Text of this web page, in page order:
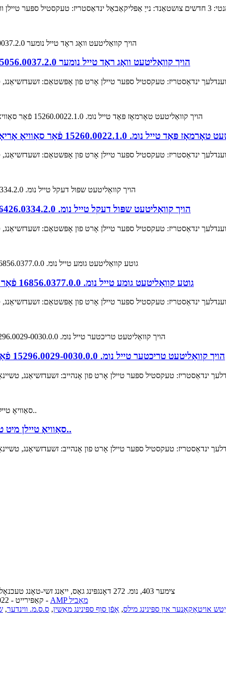
איבערבליק שנעלע דעטאלן באַניץ: עמברוידערי מאַשינערי וואָראַנטי: 3 חדשים צושטאַנד: נייַ אַפּליקאַבאַל
הויך קוואַליטעט וואָג ראָד טייל נומער 15056.0037.2.0 פֿאַר סאַוויאָ אָריאָן אַוטאָקאָנער רעזערוו טיילן
ינדאַסטריז: טעקסטיל ספּער טיילן אָרט פון אָפּשטאַם:
15260.0022.1.0 פֿאַר סאַוויאָ אָריאָן אַוטאָקאָנער מאַשין אין טעקסטיל מאַשין טיילן
ינדאַסטריז: טעקסטיל ספּער טיילן אָרט פון אָפּשטאַם:
הויך קוואַליטעט שפּול דעקל טייל נומ. 16426.0334.2.0 פֿאַר סאַוויאָ אָריאָן אין טעקסטיל מאַשין טיילן
ינדאַסטריז: טעקסטיל ספּער טיילן אָרט פון אָפּשטאַם:
גוטע קוואַליטעט גומע טייל נומ. 16856.0377.0.0 פֿאַר סאַוויאָ אָריאָן מאַשין אין טעקסטיל מאַשין טיילן
ינדאַסטריז: טעקסטיל ספּער טיילן אָרט פון אָפּשטאַם:
הויך קוואַליטעט טריכטער טייל נומ. 15296.0029-0030.0.0 פֿאַר סאַוויאָ אָריאָן אַוטאָקאָנער מאַשין ספּער טיילן
ינדאַסטריז: טעקסטיל ספּער טיילן אָרט פון אָנהייב: זשעדזשיאַנג,
סאַוויאָ טיילן מיט טייל נומער 4021-6090-0/0 אין טעקסטיל מאַשין..
ינדאַסטריז: טעקסטיל ספּער טיילן אָרט פון אָנהייב: זשעדזשיאַנג,
צימער 403, נומ. 272 ​​דאָנגפּינג גאַס, ייאַנג זשי-טאָנג טעכנאָלאָגיע בנין, אינדוסטריעל פּאַרק זאָנע, סוזשאָו, כינע פּאָסט קאָד: 215128
© קאַפּירייט - 2010-2022: אַלע רעכטן רעזערווירט. -
AMP מאָביל
אויטאָקאָנער אין ספּינינג מילס, אָפֿן סוף ספּינינג מאַשין, ס.ס.מ. ווינדער,